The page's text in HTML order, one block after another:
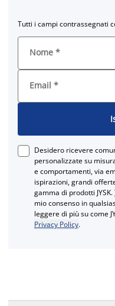
Tutti i campi contrassegnati
Nome *
Email *
Desidero ricevere
personalizzate su
e comportamenti, via
ispirazioni, grandi
gamma di prodotti JYSK.
mio consenso in
leggere di più su come
Privacy Policy.